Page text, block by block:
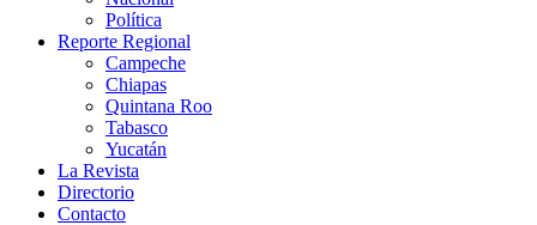
Política
Reporte Regional
Campeche
Chiapas
Quintana Roo
Tabasco
Yucatán
La Revista
Directorio
Contacto